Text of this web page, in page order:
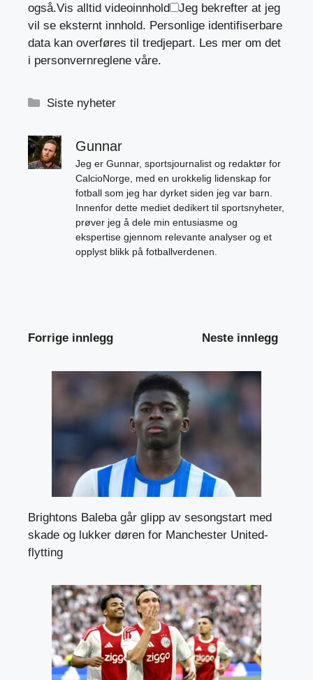
også.Vis alltid videoinnhold
Jeg bekrefter at jeg
vil se eksternt innhold. Personlige identifiserbare
data kan overføres til tredjepart. Les mer om det
i personvernreglene våre.
Kategorier
Siste nyheter
Gunnar
Jeg er Gunnar, sportsjournalist og redaktør for
CalcioNorge, med en urokkelig lidenskap for
fotball som jeg har dyrket siden jeg var barn.
Innenfor dette mediet dedikert til sportsnyheter,
prøver jeg å dele min entusiasme og
ekspertise gjennom relevante analyser og et
opplyst blikk på fotballverdenen.
Forrige innlegg Neste innlegg
Brightons Baleba går glipp av sesongstart med
skade og lukker døren for Manchester United-
flytting